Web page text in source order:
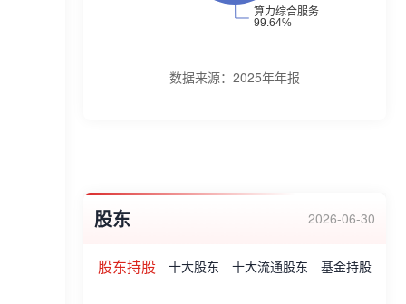
学会颁发的"中国风景园林学会优秀管理
会颁发的"2012年度湖北省园林绿化综合实
数据来源： 2025年年报
股东 2026-06-30
股东持股 十大股东 十大流通股东 基金持股